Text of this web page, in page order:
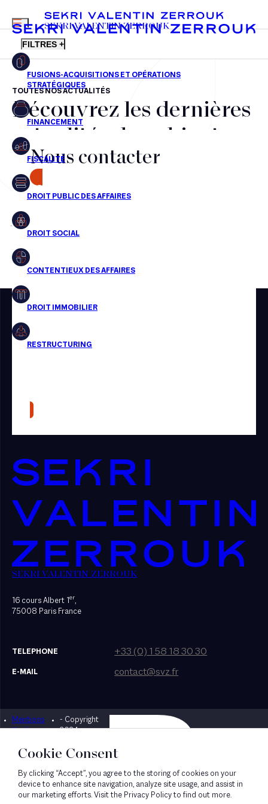
FR EN
MENU
SEKRI VALENTIN ZERROUK
FILTRES +
Fusions-acquisitions et opérations stratégiques
Financement
Fiscalité
Droit public des affaires
Droit social
Droit immobilier
Restructuring
Presse
TOUTES NOS ACTUALITÉS
Découvrez les dernières
actualités du cabinet,
nos récompenses et nos
transactions, jour après
jour
Aucun résultats pour cette recherche
Nous contacter
SEKRI VALENTIN ZERROUK
16 cours Albert 1er,
75008 Paris France
TELEPHONE +33 (0) 1 58 18 30 30
E-MAIL contact@svz.fr
Mentions
légales
- Copyright
2024
Designed by Bonhomme
Cookie Consent
By clicking “Accept”, you agree to the storing of cookies on your
device to enhance site navigation, analyze site usage, and assist in
our marketing efforts. Visit the Privacy Policy to find out more.